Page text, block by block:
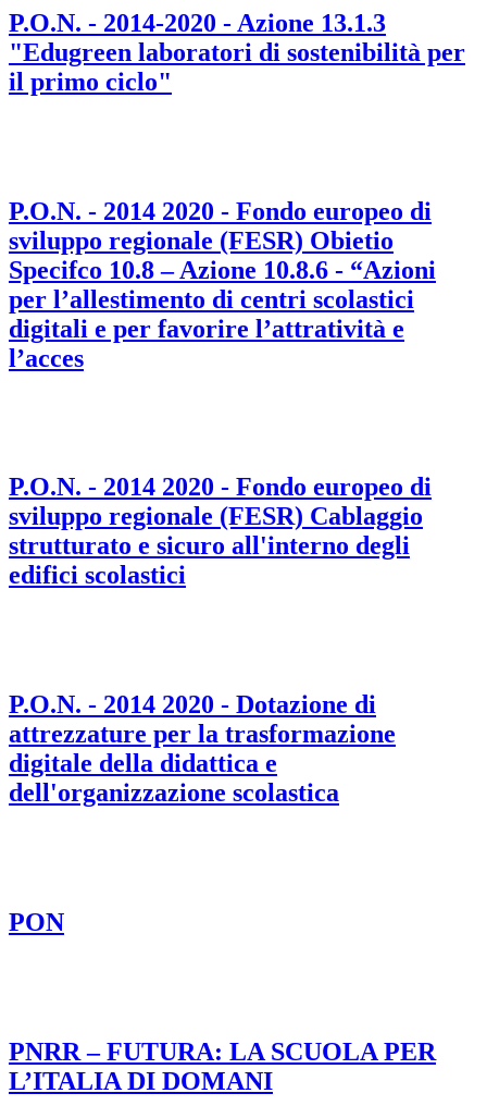
P.O.N. - 2014-2020 - Azione 13.1.3
"Edugreen laboratori di sostenibilità per
il primo ciclo"
P.O.N. - 2014 2020 - Fondo europeo di
sviluppo regionale (FESR) Obietio
Specifco 10.8 – Azione 10.8.6 - “Azioni
per l’allestimento di centri scolastici
digitali e per favorire l’attratività e
l’acces
P.O.N. - 2014 2020 - Fondo europeo di
sviluppo regionale (FESR) Cablaggio
strutturato e sicuro all'interno degli
edifici scolastici
P.O.N. - 2014 2020 - Dotazione di
attrezzature per la trasformazione
digitale della didattica e
dell'organizzazione scolastica
PON
PNRR – FUTURA: LA SCUOLA PER
L’ITALIA DI DOMANI